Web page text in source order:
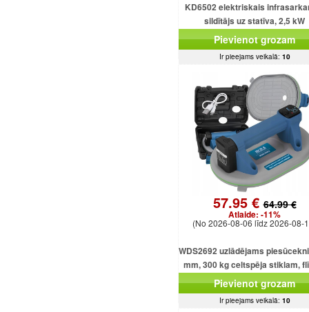
KD6502 elektriskais
sildītājs uz statīva, 2,5 kW
Pievienot grozam
Ir pieejams veikalā: 10
57.95 €64.99 €
Atlaide: -11%
(No 2026-08-06 līdz 2026-08-
WDS2692 uzlādējams
mm, 300 kg celtspēja stiklam,
un loksnēm
Pievienot grozam
Ir pieejams veikalā: 10